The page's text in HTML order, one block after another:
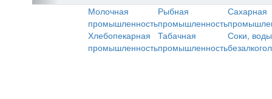
Молочная
промышленность
Рыбная
промышленность
Сахарная
Хлебопекарная
промышленность
Табачная
промышленность
Соки,